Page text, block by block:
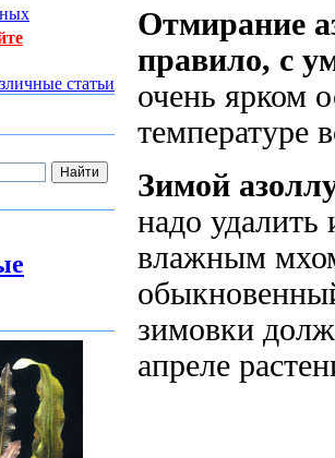
статьи
Отмирание
правило, с
очень ярком
температуре
Зимой
надо
влажным
зимовки
апреле